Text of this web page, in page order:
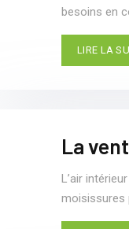
besoins en
LIRE LA
La
L’air
moisissures